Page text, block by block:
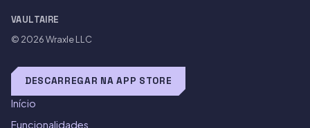
VAULTAIRE
© 2026Wraxle LLC
DESCARREGAR NA APP STORE
Início
Funcionalidades